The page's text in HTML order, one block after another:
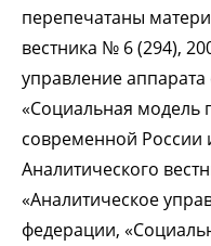
перепечатаны
вестника № 6 (294),
управление
«Социальная модель
современной России
Аналитического
«Аналитическое
федерации,